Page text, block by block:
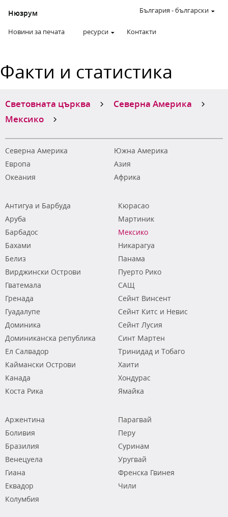
Нюзрум
Новини за печата ресурси Контакти
България -български
Факти и статистика
Световната църква
Северна Америка
Мексико
Северна Америка
Южна Америка
Европа
Азия
Океания
Африка
Антигуа и Барбуда
Аруба
Барбадос
Бахами
Белиз
Вирджински Острови
Гватемала
Гренада
Гуадалупе
Доминика
Доминиканска република
Ел Салвадор
Каймански Острови
Канада
Коста Рика
Кюрасао
Мартиник
Мексико
Никарагуа
Панама
Пуерто Рико
САЩ
Сейнт Винсент
Сейнт Китс и Невис
Сейнт Лусия
Синт Мартен
Тринидад и Тобаго
Хаити
Хондурас
Ямайка
Аржентина
Боливия
Бразилия
Венецуела
Гиана
Еквадор
Колумбия
Парагвай
Перу
Суринам
Уругвай
Френска Гвинея
Чили